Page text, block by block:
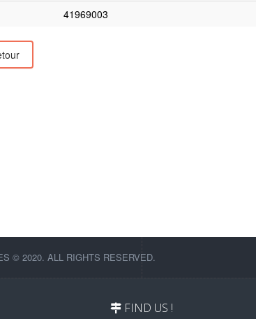
41969003
© 2020. ALL RIGHTS RESERVED.
FIND US !